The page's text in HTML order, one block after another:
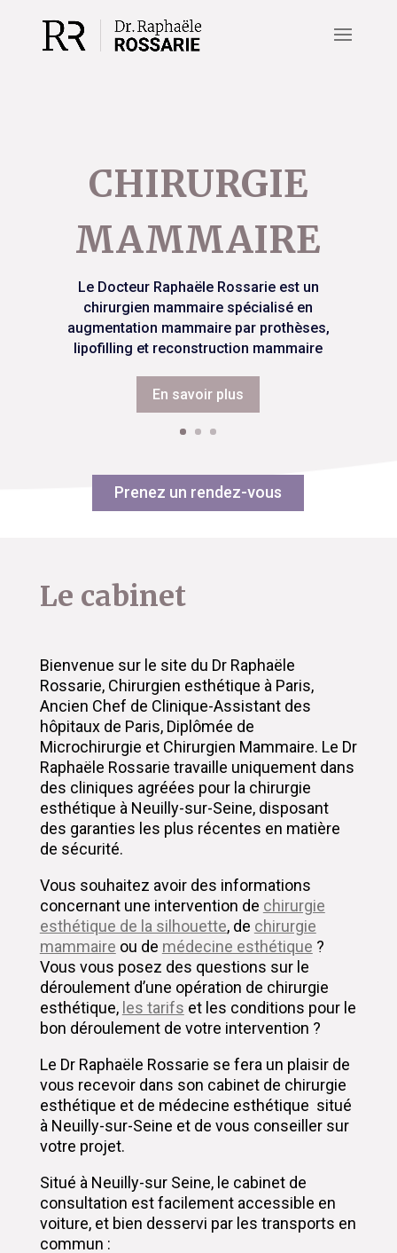
CHIRURGIE
MAMMAIRE
Le Docteur Raphaële Rossarie est un
chirurgien mammaire spécialisé en
augmentation mammaire par prothèses,
lipofilling et reconstruction mammaire
En savoir plus
Prenez un rendez-vous
Le cabinet
Bienvenue sur le site du Dr Raphaële
Rossarie, Chirurgien esthétique à Paris,
Ancien Chef de Clinique-Assistant des
hôpitaux de Paris, Diplômée de
Microchirurgie et Chirurgien Mammaire. Le Dr
Raphaële Rossarie travaille uniquement dans
des cliniques agréées pour la chirurgie
esthétique à Neuilly-sur-Seine, disposant
des garanties les plus récentes en matière
de sécurité.
Vous souhaitez avoir des informations
concernant une intervention de chirurgie
esthétique de la silhouette, de chirurgie
mammaire ou de médecine esthétique ?
Vous vous posez des questions sur le
déroulement d’une opération de chirurgie
esthétique, les tarifs et les conditions pour le
bon déroulement de votre intervention ?
Le Dr Raphaële Rossarie se fera un plaisir de
vous recevoir dans son cabinet de chirurgie
esthétique et de médecine esthétique situé
à Neuilly-sur-Seine et de vous conseiller sur
votre projet.
Situé à Neuilly-sur Seine, le cabinet de
consultation est facilement accessible en
voiture, et bien desservi par les transports en
commun :